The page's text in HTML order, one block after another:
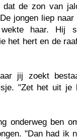
de zon van
jongen liep naar
haar. Hij
het hert en de
jij zoekt
"Zet het uit je
onderweg ben
"Dan had ik